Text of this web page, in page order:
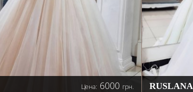
Цена: 6000 грн. RUSLANA